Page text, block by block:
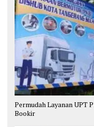
Permudah Layanan UPT
Bookir